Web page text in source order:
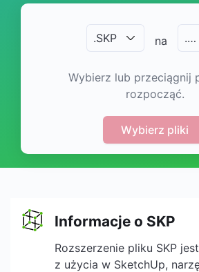
.SKP na .…
Wybierz lub przeciągnij
rozpocząć.
Wybierz pliki
Informacje o SKP
Rozszerzenie pliku SKP
z użycia w SketchUp,